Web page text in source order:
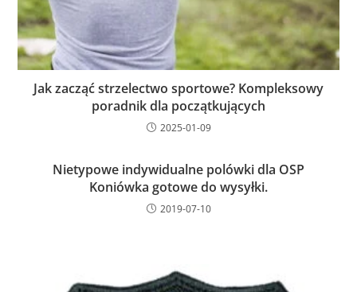
Jak zacząć strzelectwo sportowe? Kompleksowy
poradnik dla początkujących
2025-01-09
Nietypowe indywidualne polówki dla OSP
Koniówka gotowe do wysyłki.
2019-07-10